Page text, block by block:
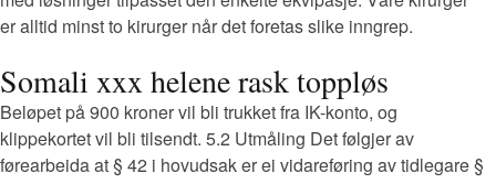
er alltid minst to kirurger når det foretas slike inngrep.
Somali xxx helene rask toppløs
Beløpet på 900 kroner vil bli trukket fra IK-konto, og
klippekortet vil bli tilsendt. 5.2 Utmåling Det følgjer av
førearbeida at § 42 i hovudsak er ei vidareføring av tidlegare §